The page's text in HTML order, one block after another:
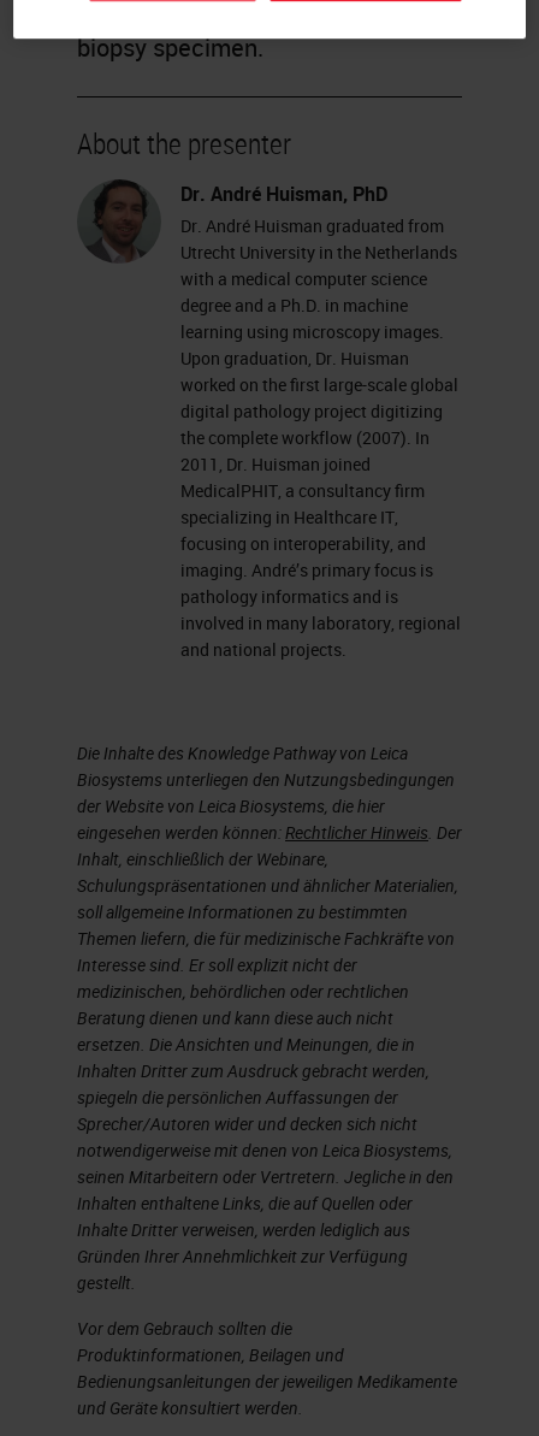
diagnosis of prostatic cancer in
biopsy specimen.
About the presenter
Dr. André Huisman, PhD
Dr. André Huisman graduated from
Utrecht University in the Netherlands
with a medical computer science
degree and a Ph.D. in machine
learning using microscopy images.
Upon graduation, Dr. Huisman
worked on the first large-scale global
digital pathology project digitizing
the complete workflow (2007). In
2011, Dr. Huisman joined
MedicalPHIT, a consultancy firm
specializing in Healthcare IT,
focusing on interoperability, and
imaging. André’s primary focus is
pathology informatics and is
involved in many laboratory, regional
and national projects.
Die Inhalte des Knowledge Pathway von Leica
Biosystems unterliegen den Nutzungsbedingungen
der Website von Leica Biosystems, die hier
eingesehen werden können:Rechtlicher Hinweis. Der
Inhalt, einschließlich der Webinare,
Schulungspräsentationen und ähnlicher Materialien,
soll allgemeine Informationen zu bestimmten
Themen liefern, die für medizinische Fachkräfte von
Interesse sind. Er soll explizit nicht der
medizinischen, behördlichen oder rechtlichen
Beratung dienen und kann diese auch nicht
ersetzen. Die Ansichten und Meinungen, die in
Inhalten Dritter zum Ausdruck gebracht werden,
spiegeln die persönlichen Auffassungen der
Sprecher/Autoren wider und decken sich nicht
notwendigerweise mit denen von Leica Biosystems,
seinen Mitarbeitern oder Vertretern. Jegliche in den
Inhalten enthaltene Links, die auf Quellen oder
Inhalte Dritter verweisen, werden lediglich aus
Gründen Ihrer Annehmlichkeit zur Verfügung
gestellt.
Vor dem Gebrauch sollten die
Produktinformationen, Beilagen und
Bedienungsanleitungen der jeweiligen Medikamente
und Geräte konsultiert werden.